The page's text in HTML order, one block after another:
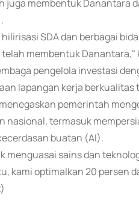
membentuk Danantara
SDA dan berbagai
telah membentuk Danantara,"
pengelola investasi
lapangan kerja berkualitas
pemerintah
nasional, termasuk
buatan (AI).
menguasai sains dan
kami optimalkan 20 persen